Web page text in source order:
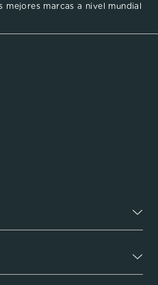
mejores marcas a nivel mundial